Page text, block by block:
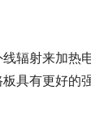
辐射来加热
具有更好的